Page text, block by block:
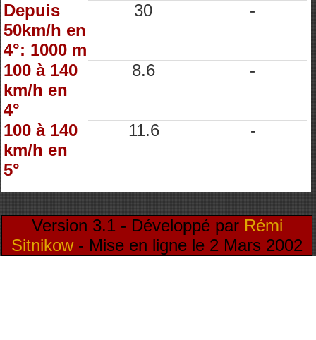
Depuis
50km/h en
4°: 1000 m
30 -
100 à 140
km/h en
4°
8.6 -
100 à 140
km/h en
5°
11.6 -
Version 3.1 - Développé par Rémi
Sitnikow- Mise en ligne le 2 Mars 2002